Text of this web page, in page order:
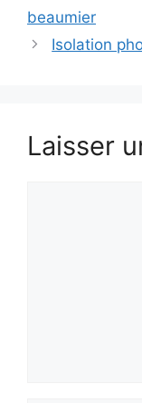
beaumier
Isolation
Laisser